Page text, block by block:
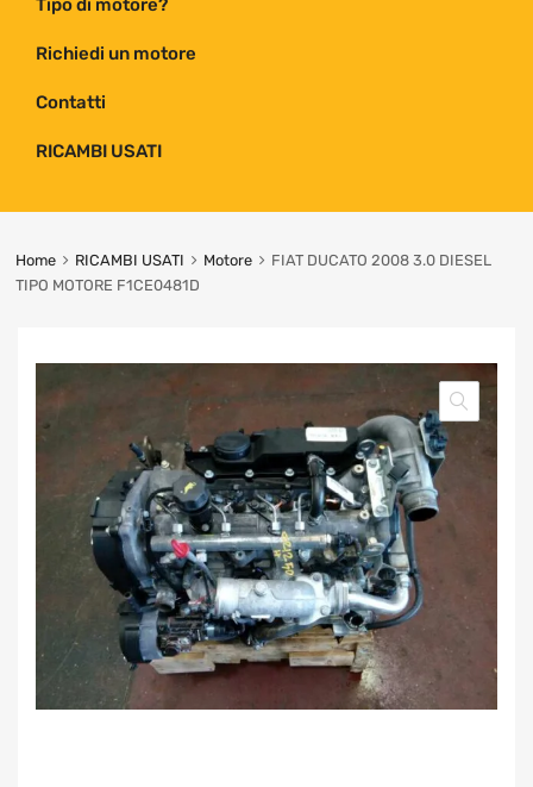
Tipo di motore?
Richiedi un motore
Contatti
RICAMBI USATI
Home RICAMBI USATI Motore
FIAT DUCATO 2008 3.0 DIESEL
TIPO MOTORE F1CE0481D